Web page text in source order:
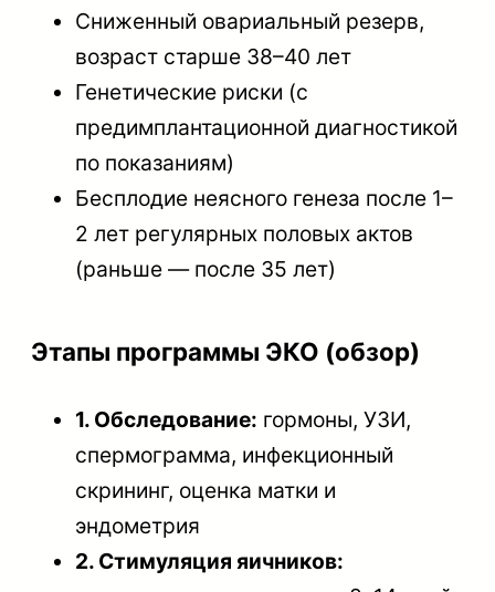
Сниженный овариальный резерв,
возраст старше 38–40 лет
Генетические риски (с
предимплантационной диагностикой
по показаниям)
Бесплодие неясного генеза после 1–
2 лет регулярных половых актов
(раньше — после 35 лет)
Этапы программы ЭКО (обзор)
1. Обследование: гормоны, УЗИ,
спермограмма, инфекционный
скрининг, оценка матки и
эндометрия
2. Стимуляция яичников: